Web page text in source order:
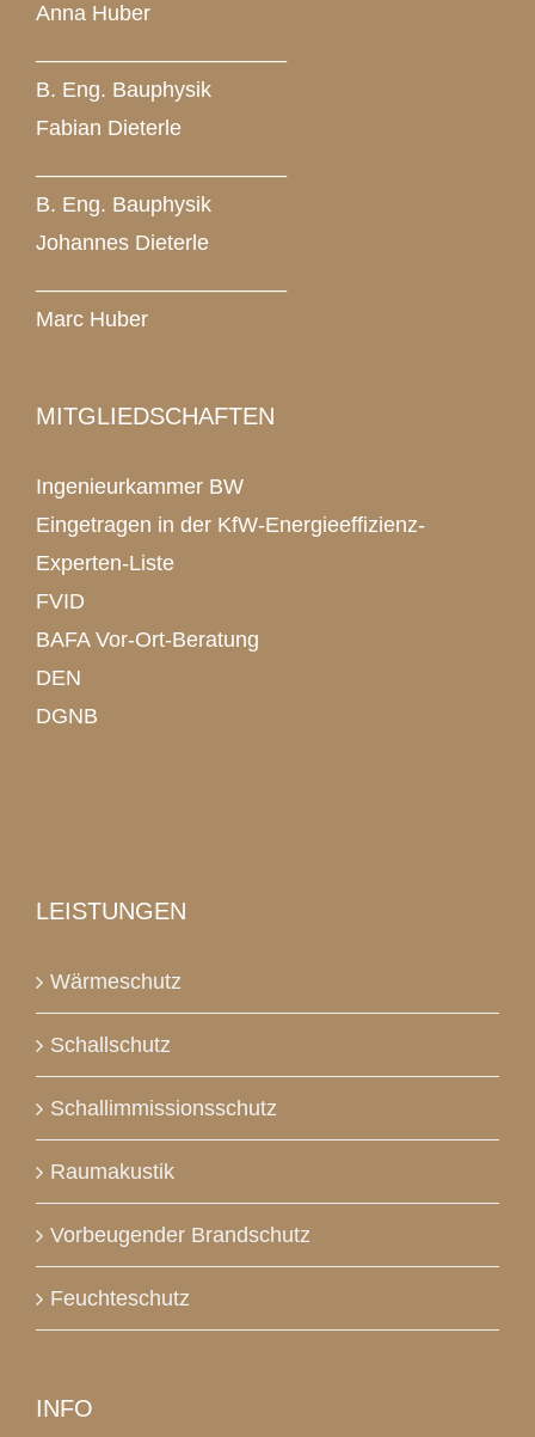
Anna Huber
B. Eng. Bauphysik
Fabian Dieterle
B. Eng. Bauphysik
Johannes Dieterle
Marc Huber
MITGLIEDSCHAFTEN
Ingenieurkammer BW
Eingetragen in der KfW-Energieeffizienz-
Experten-Liste
FVID
BAFA Vor-Ort-Beratung
DEN
DGNB
LEISTUNGEN
Wärmeschutz
Schallschutz
Schallimmissionsschutz
Raumakustik
Vorbeugender Brandschutz
Feuchteschutz
INFO